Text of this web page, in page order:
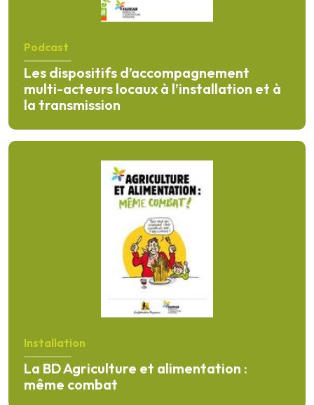
Podcast
Les dispositifs d’accompagnement
multi-acteurs locaux à l’installation et à
la transmission
En savoir plus
Installation
La BD Agriculture et alimentation :
même combat